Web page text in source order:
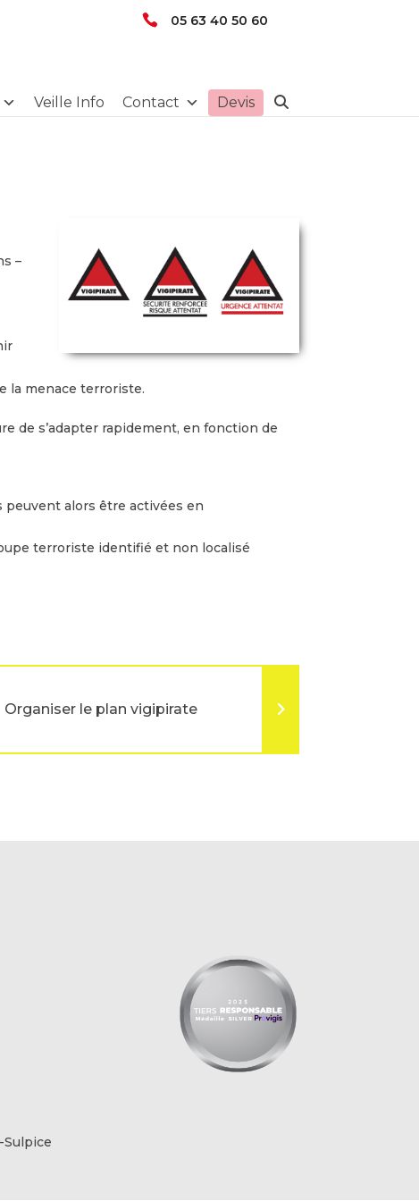
05 63 40 50 60
Veille Info Contact Devis
–
la menace terroriste.
de s’adapter rapidement, en fonction de
alors être activées en
terroriste identifié et non localisé
Organiser le plan vigipirate
Sulpice